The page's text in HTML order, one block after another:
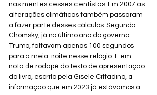
nas mentes desses cientistas. Em 2007 as
alterações climáticas também passaram
a fazer parte desses cálculos. Segundo
Chomsky, já no último ano do governo
Trump, faltavam apenas 100 segundos
para a meia-noite nesse relógio. E em
nota de rodapé do texto de apresentação
do livro, escrito pela Gisele Cittadino, a
informação que em 2023 já estávamos a